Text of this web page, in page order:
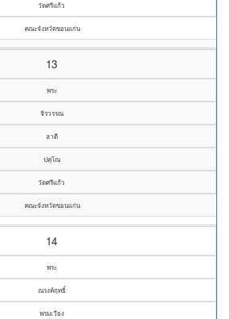
วัดศรีแก้ว
คณะจังหวัดขอนแก่น
13
พระ
จิรวรรณ
ลาดี
ปคุโณ
วัดศรีแก้ว
คณะจังหวัดขอนแก่น
14
พระ
ณรงค์ฤทธิ์
พรมเวียง